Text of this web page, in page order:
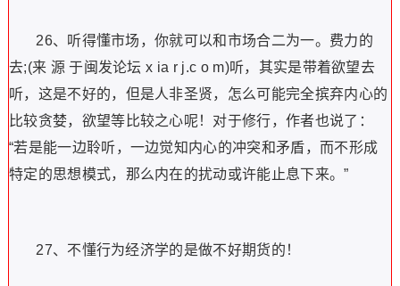
26、听得懂市场，你就可以和市场合二为一。费力的
去;(来 源 于闽发论坛 x ia r j.c o m)听，其实是带着欲望去
听，这是不好的，但是人非圣贤，怎么可能完全摈弃内心的
比较贪婪，欲望等比较之心呢！对于修行，作者也说了：
“若是能一边聆听，一边觉知内心的冲突和矛盾，而不形成
特定的思想模式，那么内在的扰动或许能止息下来。”
27、不懂行为经济学的是做不好期货的！